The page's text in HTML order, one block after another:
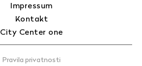
Impressum
Kontakt
City Center one
Pravila privatnosti